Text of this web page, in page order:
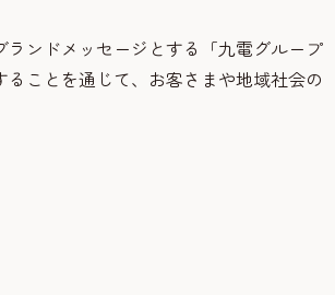
ンドメッセージとする「九電グループ
ことを通じて、お客さまや地域社会の